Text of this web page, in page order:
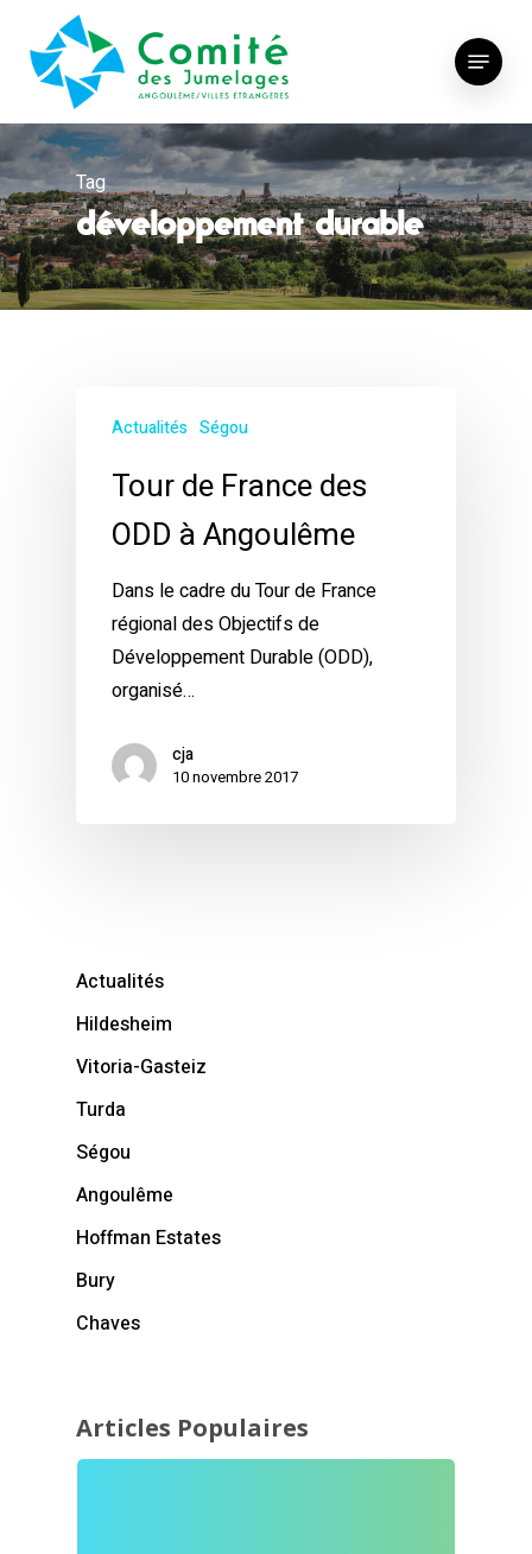
main
Menu
Tag
développement durable
Actualités Ségou
Tour de France des
ODD à Angoulême
Dans le cadre du Tour de France
régional des Objectifs de
Développement Durable (ODD),
organisé…
cja
10 novembre 2017
Actualités
Hildesheim
Vitoria-Gasteiz
Turda
Ségou
Angoulême
Hoffman Estates
Bury
Chaves
Articles Populaires